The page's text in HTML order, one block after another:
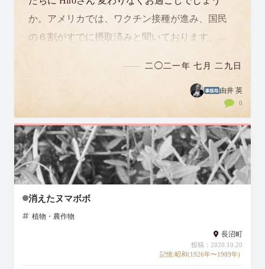
か。アメリカでは、ワクチン接種が進み、国民
の６割がすでに摂取済みと聞いております。そ
二◯二一年 七月 二九日
由井 英
0
消えたヌマボボ
植物・農作物
長沼町
投稿：2020.10.20
記憶:昭和(1926年〜1989年)